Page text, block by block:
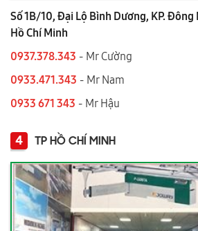
Số 1B/10, Đại Lộ Bình Dương, KP. Đông
Hồ Chí Minh
0937.378.343 - Mr Cường
0933.471.343 - Mr Nam
0933 671 343 - Mr Hậu
4 TP HỒ CHÍ MINH